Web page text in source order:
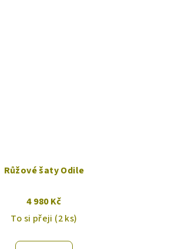
Růžové šaty Odile
4 980 Kč
To si přeji (2 ks)